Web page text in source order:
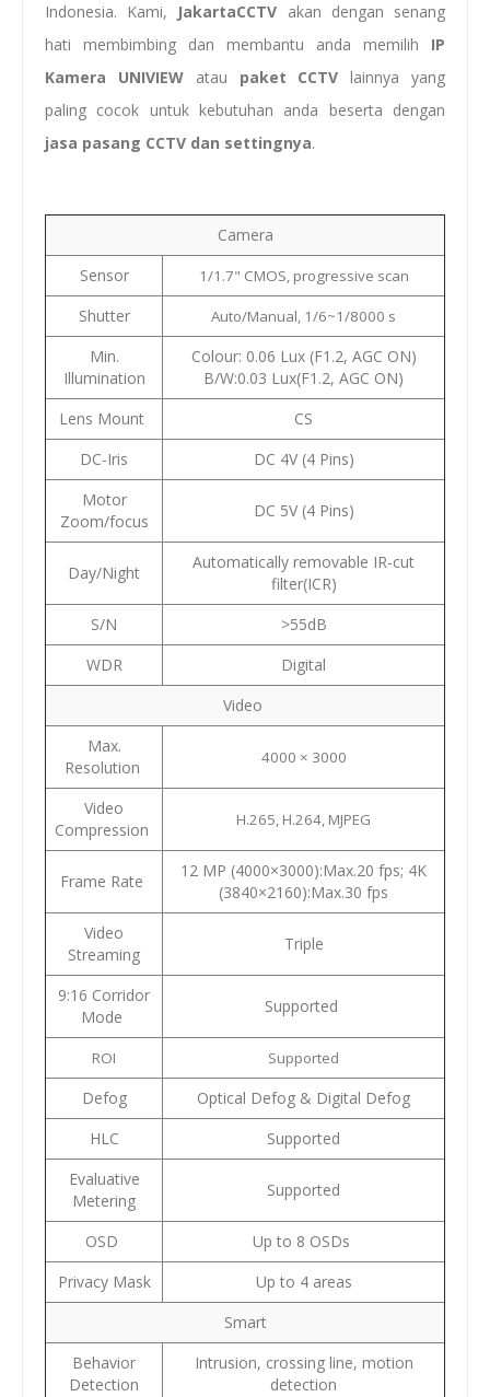
Indonesia. Kami, JakartaCCTV akan dengan senang
hati membimbing dan membantu anda memilih IP
Kamera UNIVIEWatau paket CCTV lainnya yang
paling cocok untuk kebutuhan anda beserta dengan
jasa pasang CCTV dan settingnya.
Camera
Sensor
1/1.7" CMOS, progressive scan
Shutter Auto/Manual, 1/6~1/8000 s
Min.
Illumination
Colour: 0.06 Lux (F1.2, AGC ON)
B/W:0.03 Lux(F1.2, AGC ON)
Lens Mount
CS
DC-Iris
DC 4V (4 Pins)
Motor
Zoom/focus
DC 5V (4 Pins)
Day/Night
Automatically removable IR-cut
filter(ICR)
S/N
>55dB
WDR
Digital
Video
Max.
Resolution
4000 × 3000
Video
Compression
H.265, H.264, MJPEG
Frame Rate
12 MP (4000×3000):Max.20 fps; 4K
(3840×2160):Max.30 fps
Video
Streaming
Triple
9:16 Corridor
Mode
Supported
ROI Supported
Defog
Optical Defog & Digital Defog
HLC
Supported
Evaluative
Metering
Supported
OSD
Up to 8 OSDs
Privacy Mask
Up to 4 areas
Smart
Behavior
Detection
Intrusion, crossing line, motion
detection